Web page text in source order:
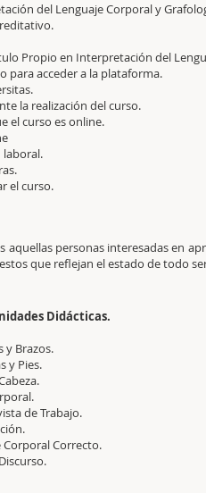
del Lenguaje Corporal y
Propio en Interpretación del
para acceder a la plataforma.
la realización del curso.
el curso es online.
el curso.
aquellas personas interesadas en
que reflejan el estado de todo
Didácticas.
y Brazos.
y Pies.
de Trabajo.
Corporal Correcto.